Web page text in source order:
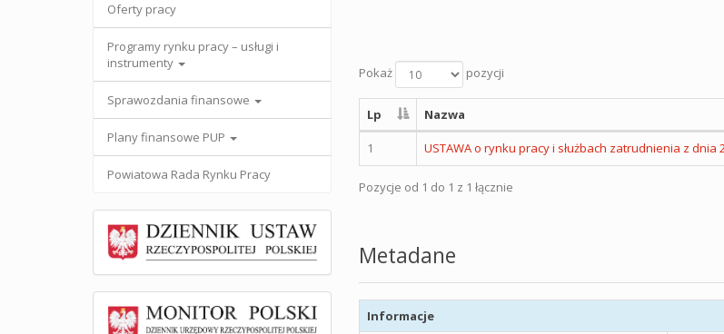
Oferty pracy
Programy rynku pracy – usługi i
instrumenty
Sprawozdania finansowe
Plany finansowe PUP
Powiatowa Rada Rynku Pracy
Pokaż pozycji
Lp Nazwa
1 USTAWA o rynku pracy i służbach zatrudnienia z dnia
Pozycje od 1 do 1 z 1 łącznie
Metadane
Informacje